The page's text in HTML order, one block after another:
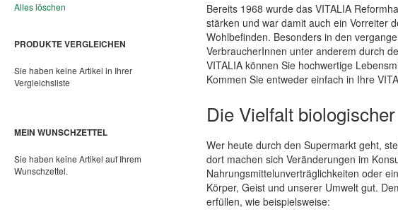
Bereits 1968 wurde das VITALIA
stärken und war damit auch ein Vorreiter
Wohlbefinden. Besonders in den
VerbraucherInnen unter anderem durch
VITALIA können Sie hochwertige
Kommen Sie entweder einfach in Ihre
Die Vielfalt
Wer heute durch den Supermarkt geht,
dort machen sich Veränderungen im
Nahrungsmittelunverträglichkeiten oder
Körper, Geist und unserer Umwelt gut.
erfüllen, wie beispielsweise:
Alles löschen
PRODUKTE VERGLEICHEN
Sie haben keine Artikel in Ihrer
Vergleichsliste
MEIN WUNSCHZETTEL
Sie haben keine Artikel auf Ihrem
Wunschzettel.